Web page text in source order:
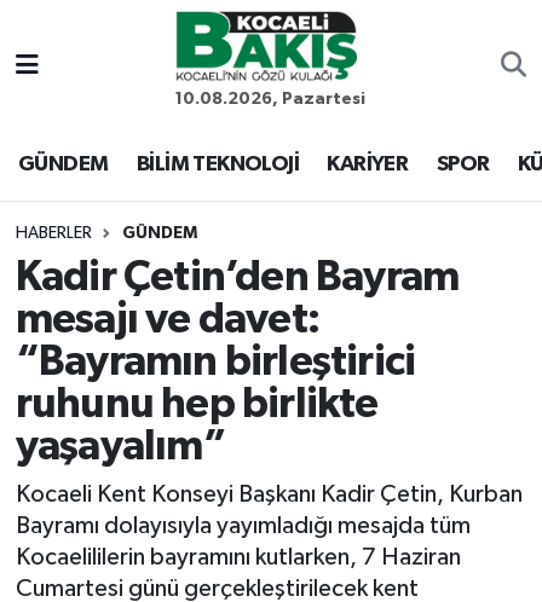
10.08.2026, Pazartesi
GÜNDEM BİLİM TEKNOLOJİ KARİYER SPOR
HABERLER GÜNDEM
Kadir Çetin’den Bayram
mesajı ve davet:
“Bayramın birleştirici
ruhunu hep birlikte
yaşayalım”
Kocaeli Kent Konseyi Başkanı Kadir Çetin, Kurban
Bayramı dolayısıyla yayımladığı mesajda tüm
Kocaelililerin bayramını kutlarken, 7 Haziran
Cumartesi günü gerçekleştirilecek kent
Kocaeli Nöbetçi Eczaneler
Kocaeli Hava Durumu
Süper Lig Puan Durumu ve Fikstür
Tüm Manşetler
Son Dakika Haberleri
Haber Arşivi